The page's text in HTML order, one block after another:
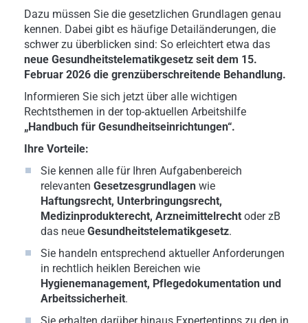
Dazu müssen Sie die gesetzlichen Grundlagen genau
kennen. Dabei gibt es häufige Detailänderungen, die
schwer zu überblicken sind: So erleichtert etwa das
neue Gesundheitstelematikgesetz seit dem 15.
Februar 2026 die grenzüberschreitende Behandlung.
Informieren Sie sich jetzt über alle wichtigen
Rechtsthemen in der top-aktuellen Arbeitshilfe
„Handbuch für Gesundheitseinrichtungen“.
Ihre Vorteile:
Sie kennen alle für Ihren Aufgabenbereich
relevanten Gesetzesgrundlagen wie
Haftungsrecht, Unterbringungsrecht,
Medizinprodukterecht, Arzneimittelrecht oder zB
das neue Gesundheitstelematikgesetz.
Sie handeln entsprechend aktueller Anforderungen
in rechtlich heiklen Bereichen wie
Hygienemanagement, Pflegedokumentation und
Arbeitssicherheit.